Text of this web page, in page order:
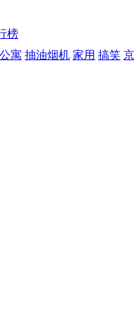
榜
寓 抽油烟机 家用 搞笑